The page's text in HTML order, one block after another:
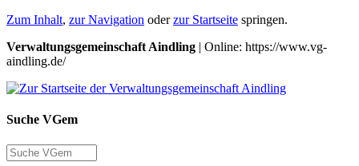
Zum Inhalt, zur Navigation oderzur Startseite springen.
Verwaltungsgemeinschaft Aindling | Online: https://www.vg-
aindling.de/
Suche VGem